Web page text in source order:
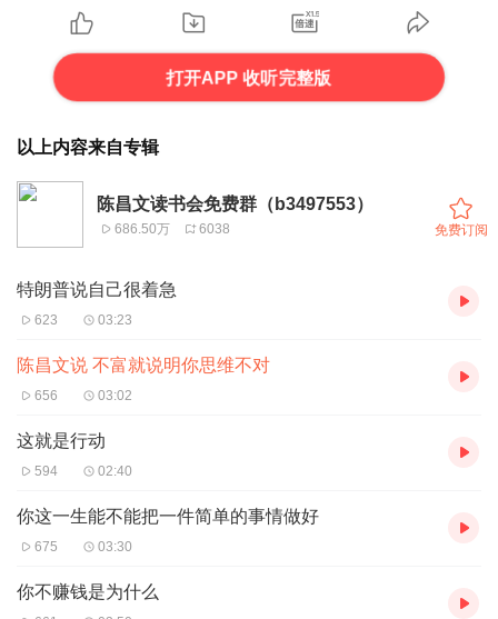
打开APP 收听完整版
以上内容来自专辑
陈昌文读书会免费群（b3497553）
686.50万 6038 免费订阅
特朗普说自己很着急
623 03:23
陈昌文说 不富就说明你思维不对
656 03:02
这就是行动
594 02:40
你这一生能不能把一件简单的事情做好
675 03:30
你不赚钱是为什么